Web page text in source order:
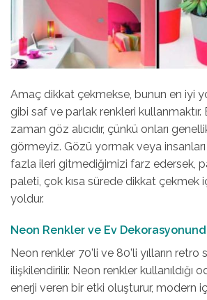
Amaç dikkat çekmekse, bunun en iyi
gibi saf ve parlak renkleri kullanmaktır.
zaman göz alıcıdır, çünkü onları
görmeyiz. Gözü yormak veya insanları
fazla ileri gitmediğimizi farz edersek,
paleti, çok kısa sürede dikkat çekmek
yoldur.
Neon Renkler ve Ev
Neon renkler 70’li ve 80’li yılların retro
ilişkilendirilir. Neon renkler kullanıldığı
enerji veren bir etki oluşturur, modern